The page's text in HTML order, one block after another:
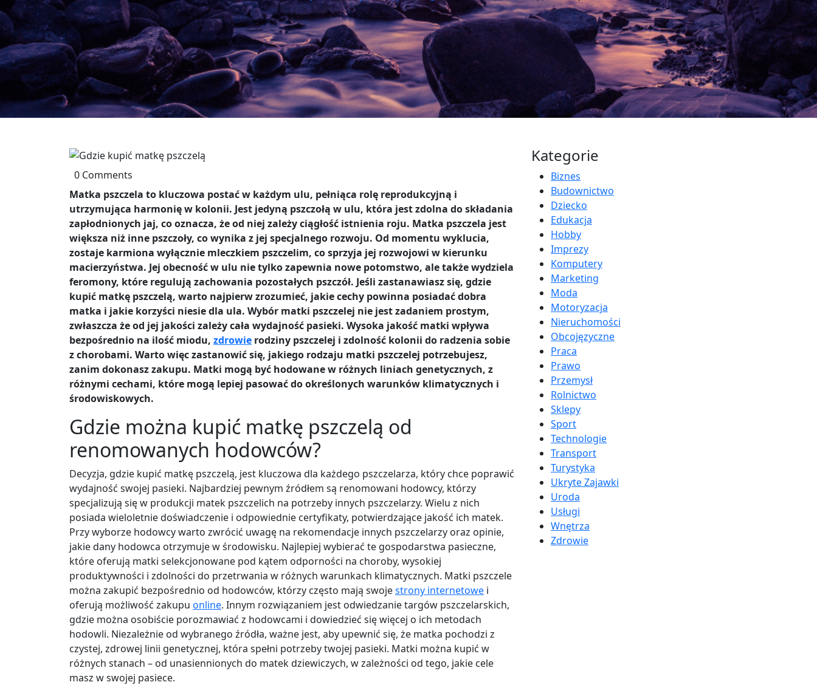
0 Comments
Matka pszczela to kluczowa postać w każdym ulu, pełniąca rolę reprodukcyjną i
utrzymująca harmonię w kolonii. Jest jedyną pszczołą w ulu, która jest zdolna do składania
zapłodnionych jaj, co oznacza, że od niej zależy ciągłość istnienia roju. Matka pszczela jest
większa niż inne pszczoły, co wynika z jej specjalnego rozwoju. Od momentu wyklucia,
zostaje karmiona wyłącznie mleczkiem pszczelim, co sprzyja jej rozwojowi w kierunku
macierzyństwa. Jej obecność w ulu nie tylko zapewnia nowe potomstwo, ale także wydziela
feromony, które regulują zachowania pozostałych pszczół. Jeśli zastanawiasz się, gdzie
kupić matkę pszczelą, warto najpierw zrozumieć, jakie cechy powinna posiadać dobra
matka i jakie korzyści niesie dla ula. Wybór matki pszczelej nie jest zadaniem prostym,
zwłaszcza że od jej jakości zależy cała wydajność pasieki. Wysoka jakość matki wpływa
bezpośrednio na ilość miodu, zdrowie rodziny pszczelej i zdolność kolonii do radzenia sobie
z chorobami. Warto więc zastanowić się, jakiego rodzaju matki pszczelej potrzebujesz,
zanim dokonasz zakupu. Matki mogą być hodowane w różnych liniach genetycznych, z
różnymi cechami, które mogą lepiej pasować do określonych warunków klimatycznych i
środowiskowych.
Gdzie można kupić matkę pszczelą od
renomowanych hodowców?
Decyzja, gdzie kupić matkę pszczelą, jest kluczowa dla każdego pszczelarza, który chce poprawić
wydajność swojej pasieki. Najbardziej pewnym źródłem są renomowani hodowcy, którzy
specjalizują się w produkcji matek pszczelich na potrzeby innych pszczelarzy. Wielu z nich
posiada wieloletnie doświadczenie i odpowiednie certyfikaty, potwierdzające jakość ich matek.
Przy wyborze hodowcy warto zwrócić uwagę na rekomendacje innych pszczelarzy oraz opinie,
jakie dany hodowca otrzymuje w środowisku. Najlepiej wybierać te gospodarstwa pasieczne,
które oferują matki selekcjonowane pod kątem odporności na choroby, wysokiej
produktywności i zdolności do przetrwania w różnych warunkach klimatycznych. Matki pszczele
można zakupić bezpośrednio od hodowców, którzy często mają swojestrony internetowe i
oferują możliwość zakupu online. Innym rozwiązaniem jest odwiedzanie targów pszczelarskich,
gdzie można osobiście porozmawiać z hodowcami i dowiedzieć się więcej o ich metodach
hodowli. Niezależnie od wybranego źródła, ważne jest, aby upewnić się, że matka pochodzi z
czystej, zdrowej linii genetycznej, która spełni potrzeby twojej pasieki. Matki można kupić w
różnych stanach – od unasiennionych do matek dziewiczych, w zależności od tego, jakie cele
masz w swojej pasiece.
Kategorie
Biznes
Budownictwo
Dziecko
Edukacja
Hobby
Imprezy
Komputery
Marketing
Moda
Motoryzacja
Nieruchomości
Obcojęzyczne
Praca
Prawo
Przemysł
Rolnictwo
Sklepy
Sport
Technologie
Transport
Turystyka
Ukryte Zajawki
Uroda
Usługi
Wnętrza
Zdrowie